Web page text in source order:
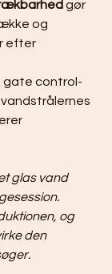
gør
og
efter
gate control-
glas vand
og
den